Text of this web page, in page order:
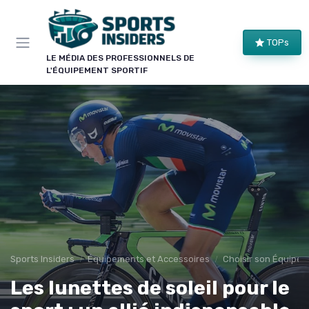
LE MÉDIA DES PROFESSIONNELS DE
L'ÉQUIPEMENT SPORTIF
TOPs
Sports Insiders Équipements et Accessoires Choisir son
Les lunettes de soleil pour le
×
Rejoignez le club !
Bons plans sur le matériel de structure, alertes
pièces et séries, et les enseignements de nos
comparatifs avant leur publication. Pour ceux qui
équipent un club, une salle ou une collectivité.
Bons plans matériel Alertes pièces
Avant-premières Normes & sécurité
Panneau de gestion des cookies